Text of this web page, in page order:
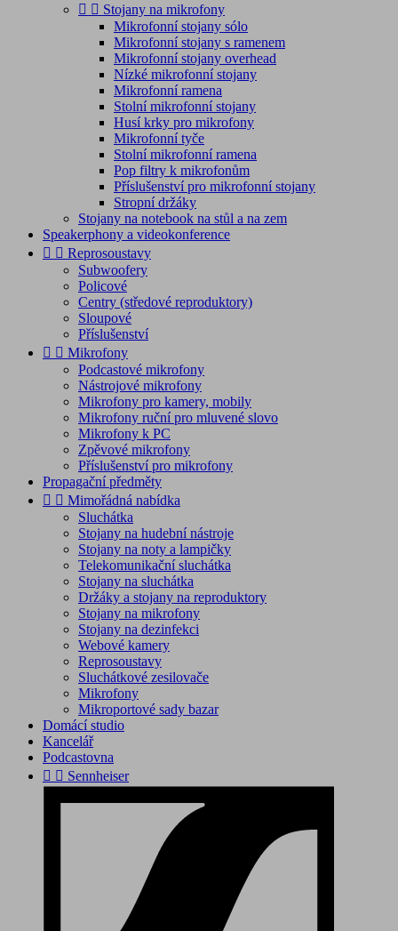
  Stojany na mikrofony
Mikrofonní stojany sólo
Mikrofonní stojany s ramenem
Mikrofonní stojany overhead
Nízké mikrofonní stojany
Mikrofonní ramena
Stolní mikrofonní stojany
Husí krky pro mikrofony
Mikrofonní tyče
Stolní mikrofonní ramena
Pop filtry k mikrofonům
Příslušenství pro mikrofonní stojany
Stropní držáky
Stojany na notebook na stůl a na zem
Speakerphony a videokonference
  Reprosoustavy
Subwoofery
Policové
Centry (středové reproduktory)
Sloupové
Příslušenství
  Mikrofony
Podcastové mikrofony
Nástrojové mikrofony
Mikrofony pro kamery, mobily
Mikrofony ruční pro mluvené slovo
Mikrofony k PC
Zpěvové mikrofony
Příslušenství pro mikrofony
Propagační předměty
  Mimořádná nabídka
Sluchátka
Stojany na hudební nástroje
Stojany na noty a lampičky
Telekomunikační sluchátka
Stojany na sluchátka
Držáky a stojany na reproduktory
Stojany na mikrofony
Stojany na dezinfekci
Webové kamery
Reprosoustavy
Sluchátkové zesilovače
Mikrofony
Mikroportové sady bazar
Domácí studio
Kancelář
Podcastovna
  Sennheiser